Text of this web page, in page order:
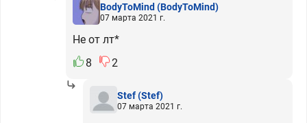
BodyToMind(BodyToMind)
07 марта 2021 г.
Не от лт*
8
2
Stef(Stef)
07 марта 2021 г.